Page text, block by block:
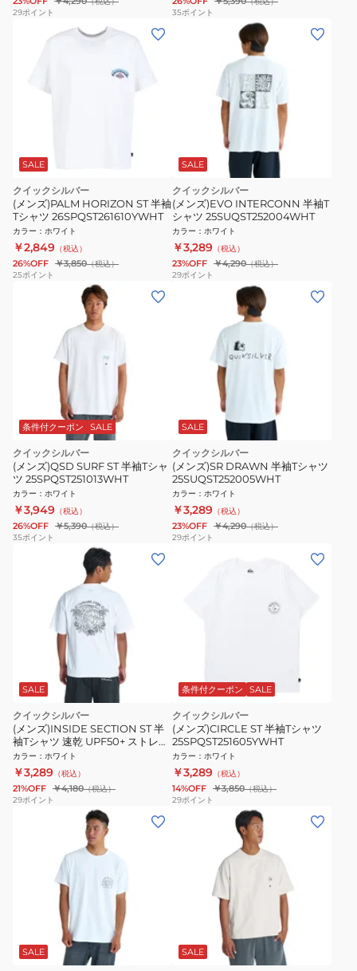
29ポイント
35ポイント
SALE
クイックシルバー
(メンズ)PALM HORIZON ST 半袖
Tシャツ 26SPQST261610YWHT
カラー ： ホワイト
￥2,849 （税込）
26%OFF ￥3,850（税込）
25ポイント
SALE
クイックシルバー
(メンズ)EVO INTERCONN 半袖T
シャツ 25SUQST252004WHT
カラー ： ホワイト
￥3,289 （税込）
23%OFF ￥4,290（税込）
29ポイント
条件付クーポン SALE
クイックシルバー
(メンズ)QSD SURF ST 半袖Tシャ
ツ 25SPQST251013WHT
カラー ： ホワイト
￥3,949 （税込）
26%OFF ￥5,390（税込）
35ポイント
SALE
クイックシルバー
(メンズ)SR DRAWN 半袖Tシャツ
25SUQST252005WHT
カラー ： ホワイト
￥3,289 （税込）
23%OFF ￥4,290（税込）
29ポイント
SALE
クイックシルバー
(メンズ)INSIDE SECTION ST 半
袖Tシャツ 速乾 UPF50+ ストレッ
チ 26SU QST262011 WHT
カラー ： ホワイト
￥3,289 （税込）
21%OFF ￥4,180（税込）
29ポイント
条件付クーポン SALE
クイックシルバー
(メンズ)CIRCLE ST 半袖Tシャツ
25SPQST251605YWHT
カラー ： ホワイト
￥3,289 （税込）
14%OFF ￥3,850（税込）
29ポイント
SALE SALE